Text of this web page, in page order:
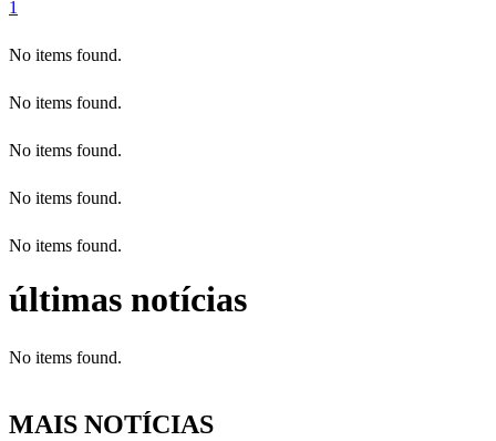
1
No items found.
No items found.
No items found.
No items found.
No items found.
últimas notícias
No items found.
MAIS NOTÍCIAS